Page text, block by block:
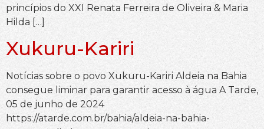
princípios do XXI Renata Ferreira de Oliveira & Maria
Hilda […]
Xukuru-Kariri
Notícias sobre o povo Xukuru-Kariri Aldeia na Bahia
consegue liminar para garantir acesso à água A Tarde,
05 de junho de 2024
https://atarde.com.br/bahia/aldeia-na-bahia-